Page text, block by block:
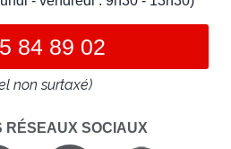
84 89 02
non surtaxé)
RÉSEAUX SOCIAUX